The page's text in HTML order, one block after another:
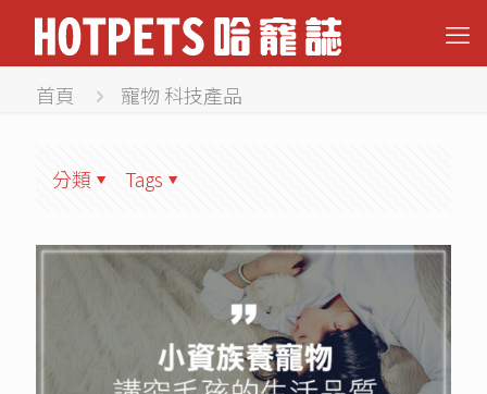
首頁 寵物 科技產品
分類 Tags